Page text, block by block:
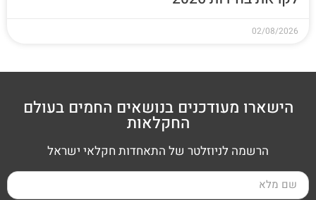
02/08/2026
הישארו מעודכנים בנושאים החמים בעולם
החקלאות
הרשמה לניוזלטר של התאחדות חקלאי ישראל